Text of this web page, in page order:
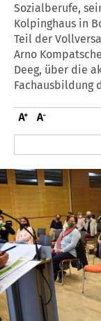
Sozialberufe,
Kolpinghaus in
Teil der
Arno
Deeg, über die
Fachausbildung